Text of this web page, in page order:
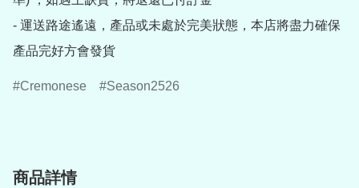
- 運送路途遙遠，產品或未處於完美狀態，本店將盡力確保
產品完好方會發貨
Cremonese Season2526
商品詳情